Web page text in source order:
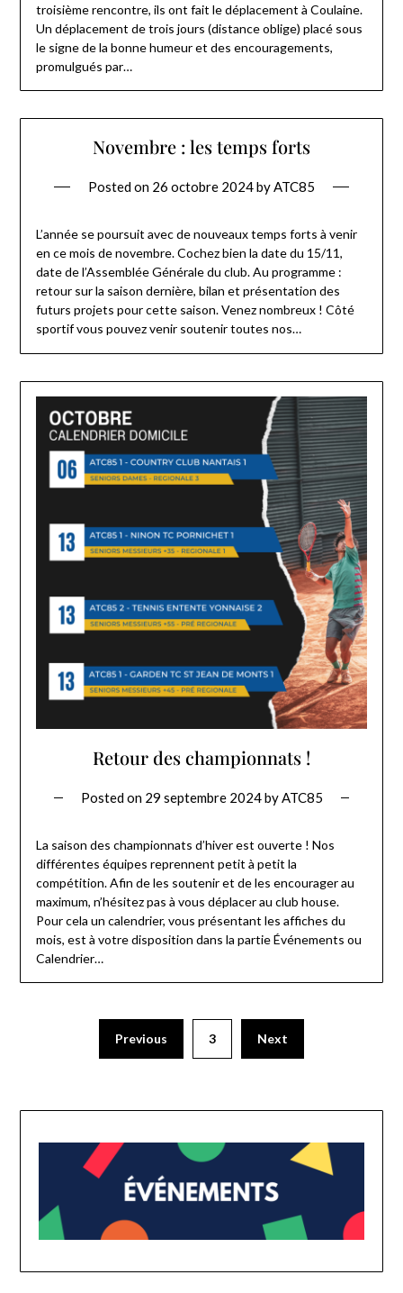
troisième rencontre, ils ont fait le déplacement à Coulaine.
Un déplacement de trois jours (distance oblige) placé sous
le signe de la bonne humeur et des encouragements,
promulgués par…
Novembre : les temps forts
Posted on 26 octobre 2024byATC85
L’année se poursuit avec de nouveaux temps forts à venir
en ce mois de novembre. Cochez bien la date du 15/11,
date de l’Assemblée Générale du club. Au programme :
retour sur la saison dernière, bilan et présentation des
futurs projets pour cette saison. Venez nombreux ! Côté
sportif vous pouvez venir soutenir toutes nos…
Retour des championnats !
Posted on 29 septembre 2024byATC85
La saison des championnats d’hiver est ouverte ! Nos
différentes équipes reprennent petit à petit la
compétition. Afin de les soutenir et de les encourager au
maximum, n’hésitez pas à vous déplacer au club house.
Pour cela un calendrier, vous présentant les affiches du
mois, est à votre disposition dans la partie Événements ou
Calendrier…
Previous 3 Next